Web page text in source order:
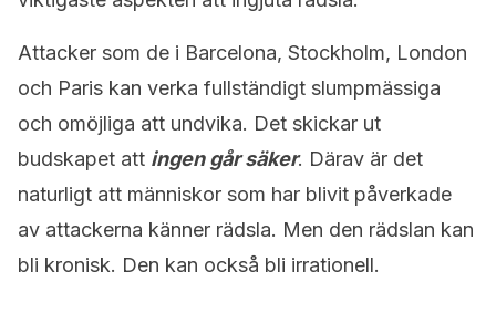
Attacker som de i Barcelona, Stockholm, London
och Paris kan verka fullständigt slumpmässiga
och omöjliga att undvika. Det skickar ut
budskapet att ingen går säker. Därav är det
naturligt att människor som har blivit påverkade
av attackerna känner rädsla. Men den rädslan kan
bli kronisk. Den kan också bli irrationell.